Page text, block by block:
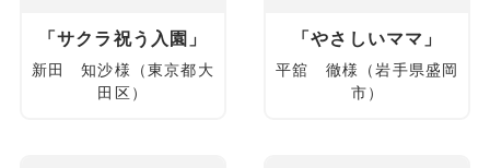
「サクラ祝う入園」
新田 知沙様（東京都大
田区）
「やさしいママ」
平舘 徹様（岩手県盛岡
市）